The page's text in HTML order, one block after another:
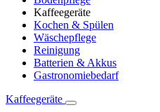
Kaffeegeräte
Kochen & Spülen
Wäschepflege
Reinigung
Batterien & Akkus
Gastronomiebedarf
Kaffeegeräte